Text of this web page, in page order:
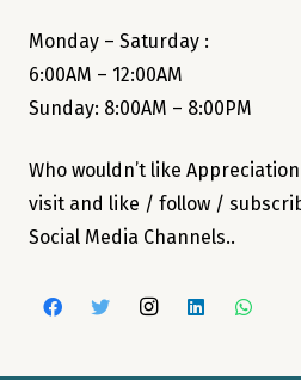
Monday – Saturday :
6:00AM – 12:00AM
Sunday: 8:00AM – 8:00PM
Who wouldn’t like
visit and like / follow /
Social Media Channels..